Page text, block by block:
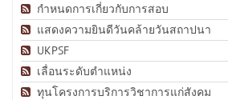
กำหนดการเกี่ยวกับการสอบ
แสดงความยินดีวันคล้ายวันสถาปนา
UKPSF
เลื่อนระดับตำแหน่ง
ทุนโครงการบริการวิชาการแก่สังคม